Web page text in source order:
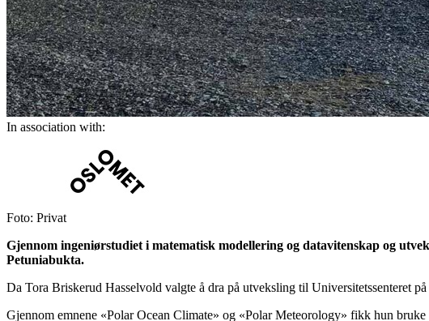
In association with:
Foto: Privat
Gjennom ingeniørstudiet i matematisk modellering og datavitenskap og
Petuniabukta.
Da Tora Briskerud Hasselvold valgte å dra på utveksling til Universitetssenteret
Gjennom emnene «Polar Ocean Climate» og «Polar Meteorology» fikk hun